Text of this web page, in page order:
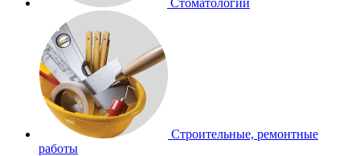
Стоматологии
Строительные, ремонтные
работы